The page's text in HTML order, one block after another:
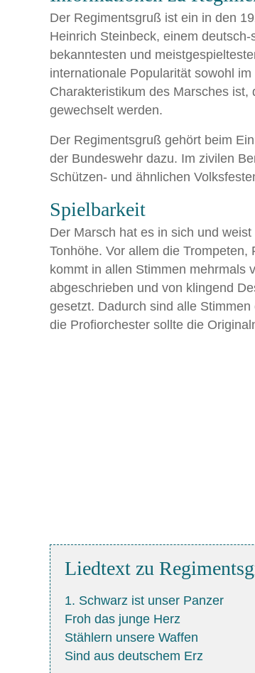
Der Regimentsgruß ist ein in den
Heinrich Steinbeck, einem
bekanntesten und
internationale Popularität sowohl
Charakteristikum des Marsches
gewechselt werden.
Der Regimentsgruß gehört beim
der Bundeswehr dazu. Im zivilen
Schützen- und ähnlichen
Spielbarkeit
Der Marsch hat es in sich und
Tonhöhe. Vor allem die
kommt in allen Stimmen mehrmals
abgeschrieben und von klingend
gesetzt. Dadurch sind alle
die Profiorchester sollte die
Liedtext zu
1. Schwarz ist unser Panzer
Froh das junge Herz
Stählern unsere Waffen
Sind aus deutschem Erz